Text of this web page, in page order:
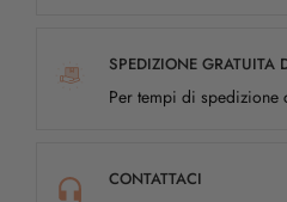
SPEDIZIONE GRATUITA
Per tempi di spedizione
CONTATTACI